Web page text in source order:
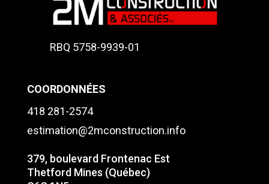
RBQ 5758-9939-01
COORDONNÉES
418 281-2574
estimation@2mconstruction.info
379, boulevard Frontenac Est
Thetford Mines (Québec)